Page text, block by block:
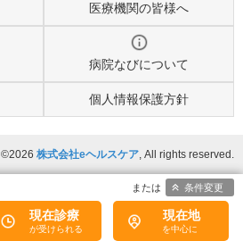
医療機関の皆様へ
病院なびについて
個人情報保護方針
©2026 株式会社eヘルスケア, All rights reserved.
現在診療 現在地
条件変更